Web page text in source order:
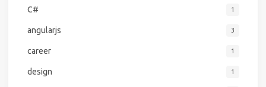
C# 1
angularjs 3
career 1
design 1